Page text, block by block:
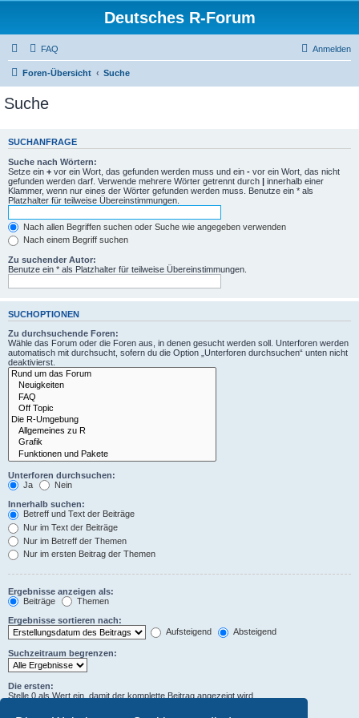
Deutsches R-Forum
FAQ Anmelden
Foren-Übersicht Suche
Suche
SUCHANFRAGE
Suche nach Wörtern:
Setze ein + vor ein Wort, das gefunden werden muss und ein - vor ein Wort, das nicht
gefunden werden darf. Verwende mehrere Wörter getrennt durch | innerhalb einer
Klammer, wenn nur eines der Wörter gefunden werden muss. Benutze ein * als
Platzhalter für teilweise Übereinstimmungen.
Nach allen Begriffen suchen oder Suche wie angegeben verwenden
Nach einem Begriff suchen
Zu suchender Autor:
Benutze ein * als Platzhalter für teilweise Übereinstimmungen.
SUCHOPTIONEN
Zu durchsuchende Foren:
Wähle das Forum oder die Foren aus, in denen gesucht werden soll. Unterforen werden
automatisch mit durchsucht, sofern du die Option „Unterforen durchsuchen“ unten nicht
deaktivierst.
Unterforen durchsuchen:
Ja
Nein
Innerhalb suchen:
Betreff und Text der Beiträge
Nur im Text der Beiträge
Nur im Betreff der Themen
Nur im ersten Beitrag der Themen
Ergebnisse anzeigen als:
Beiträge
Themen
Ergebnisse sortieren nach:
Aufsteigend
Absteigend
Suchzeitraum begrenzen:
Die ersten:
Stelle 0 als Wert ein, damit der komplette Beitrag angezeigt wird.